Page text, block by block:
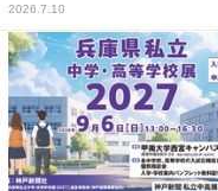
2026.7.10